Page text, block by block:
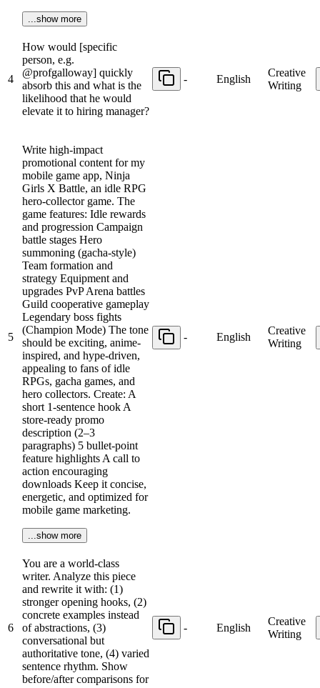
...show more
4
How would [specific
person, e.g.
@profgalloway] quickly
absorb this and what is the
likelihood that he would
elevate it to hiring manager?
- English
Creative
Writing
5
Write high-impact
promotional content for my
mobile game app, Ninja
Girls X Battle, an idle RPG
hero-collector game. The
game features: Idle rewards
and progression Campaign
battle stages Hero
summoning (gacha-style)
Team formation and
strategy Equipment and
upgrades PvP Arena battles
Guild cooperative gameplay
Legendary boss fights
(Champion Mode) The tone
should be exciting, anime-
inspired, and hype-driven,
appealing to fans of idle
RPGs, gacha games, and
hero collectors. Create: A
short 1-sentence hook A
store-ready promo
description (2–3
paragraphs) 5 bullet-point
feature highlights A call to
action encouraging
downloads Keep it concise,
energetic, and optimized for
mobile game marketing.
...show more
- English
Creative
Writing
6
You are a world-class
writer. Analyze this piece
and rewrite it with: (1)
stronger opening hooks, (2)
concrete examples instead
of abstractions, (3)
conversational but
authoritative tone, (4) varied
sentence rhythm. Show
before/after comparisons for
- English
Creative
Writing